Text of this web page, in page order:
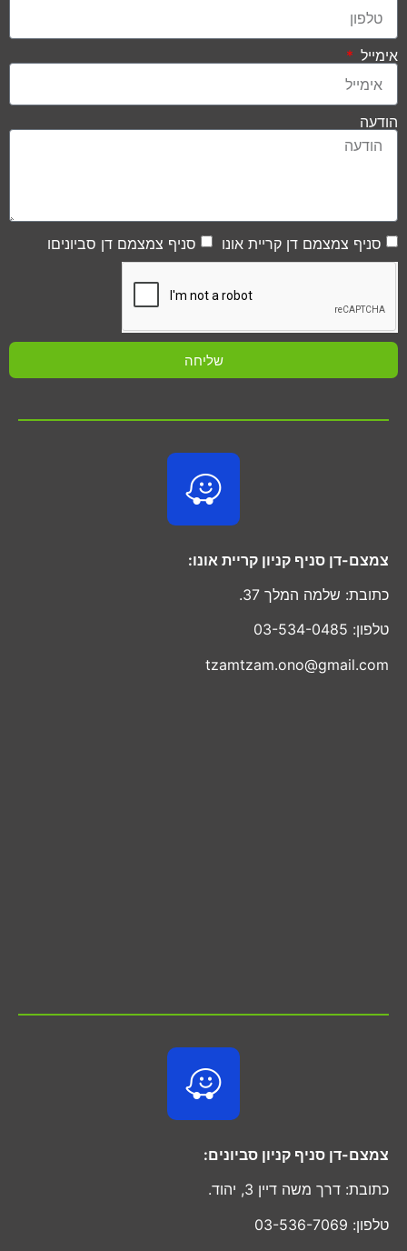
אימייל
הודעה
סניף צמצמם דן קריית אונו סניף צמצמם דן סביוניםו
שליחה
צמצם-דן סניף קניון קריית אונו:
כתובת: שלמה המלך 37.
טלפון: 03-534-0485
tzamtzam.ono@gmail.com
צמצם-דן סניף קניון סביונים:
כתובת: דרך משה דיין 3, יהוד.
טלפון: 03-536-7069